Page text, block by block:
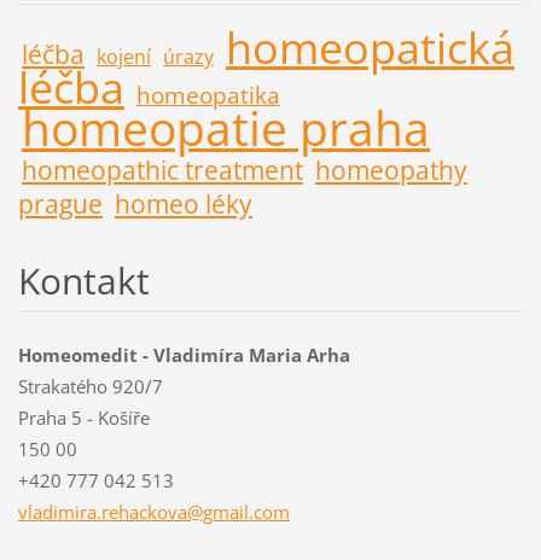
léčba kojení úrazy homeopatická
léčba homeopatika
homeopatie praha
homeopathic treatment homeopathy
prague homeo léky
Kontakt
Homeomedit - Vladimíra Maria Arha
Strakatého 920/7
Praha 5 - Košíře
150 00
+420 777 042 513
vladimira.rehackova@gmail.com